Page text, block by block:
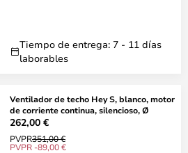
Tiempo de entrega: 7 - 11 días
laborables
Ventilador de techo Hey S, blanco, motor
de corriente continua, silencioso, Ø
262,00 €
PVPR351,00 €
PVPR -89,00 €